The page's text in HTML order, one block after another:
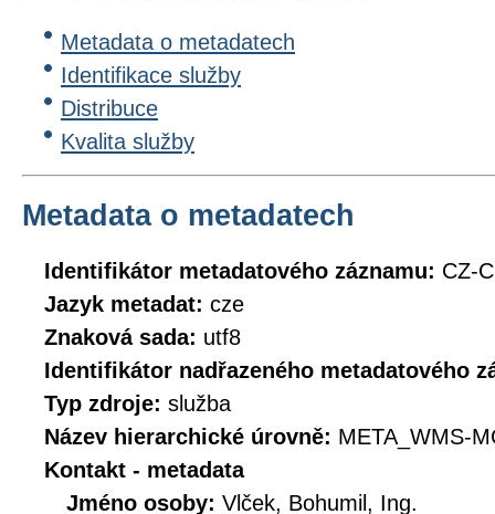
Metadata o metadatech
Identifikace služby
Distribuce
Kvalita služby
Metadata o metadatech
Identifikátor metadatového záznamu: CZ-
Jazyk metadat: cze
Znaková sada: utf8
Identifikátor nadřazeného metadatového
Typ zdroje: služba
Název hierarchické úrovně: META_WMS-
Kontakt - metadata
Jméno osoby: Vlček, Bohumil, Ing.